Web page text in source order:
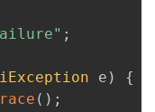
;
e )
{
( ) ;